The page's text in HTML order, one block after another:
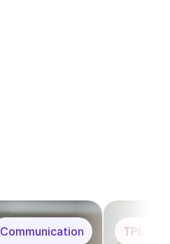
Communication TPE/